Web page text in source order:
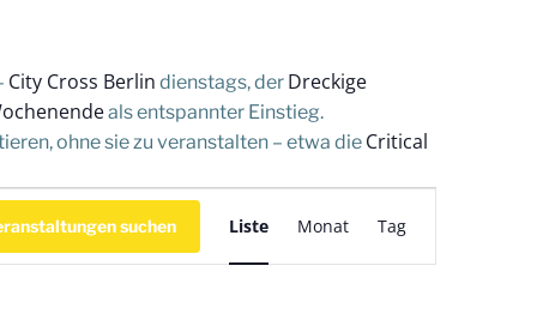
City Cross Berlin dienstags, der Dreckige
als entspannter Einstieg.
ohne sie zu veranstalten – etwa die Critical
suchen
V
e
Liste Monat Tag